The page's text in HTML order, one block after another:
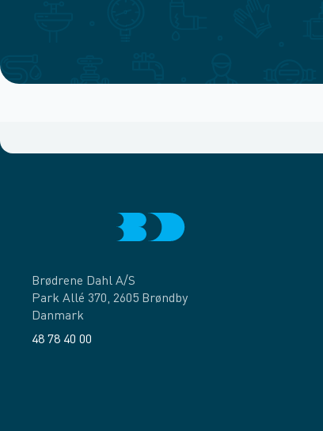
Brødrene Dahl A/S
Park Allé 370, 2605 Brøndby
Danmark
48 78 40 00